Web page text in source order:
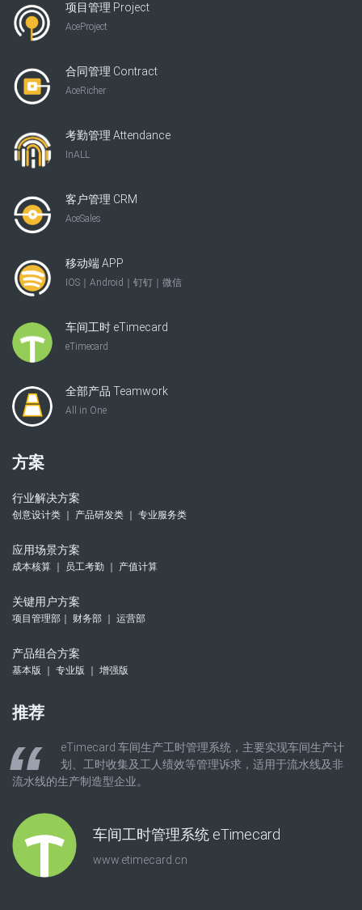
项目管理 Project
AceProject
合同管理 Contract
AceRicher
考勤管理 Attendance
InALL
客户管理 CRM
AceSales
移动端 APP
IOS｜Android｜钉钉｜微信
车间工时 eTimecard
eTimecard
全部产品 Teamwork
All in One
方案
行业解决方案
创意设计类 ｜ 产品研发类 ｜ 专业服务类
应用场景方案
成本核算 ｜ 员工考勤 ｜ 产值计算
关键用户方案
项目管理部｜ 财务部 ｜ 运营部
产品组合方案
基本版 ｜ 专业版 ｜ 增强版
推荐
eTimecard 车间生产工时管理系统，主要实现车间生产计
划、工时收集及工人绩效等管理诉求，适用于流水线及非
流水线的生产制造型企业。
车间工时管理系统 eTimecard
www.etimecard.cn